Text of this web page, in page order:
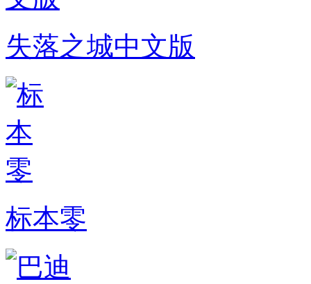
失落之城中文版
标本零